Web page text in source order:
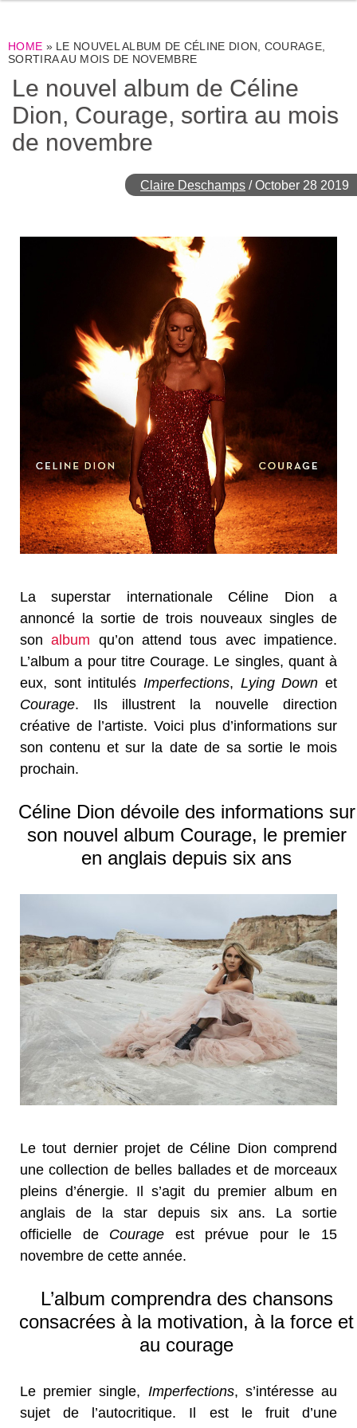
HOME » LE NOUVEL ALBUM DE CÉLINE DION, COURAGE,
SORTIRA AU MOIS DE NOVEMBRE
Le nouvel album de Céline
Dion, Courage, sortira au mois
de novembre
Claire Deschamps /October 28 2019
La superstar internationale Céline Dion a
annoncé la sortie de trois nouveaux singles de
sonalbum qu’on attend tous avec impatience.
L’album a pour titre Courage. Le singles, quant à
eux, sont intitulés Imperfections, Lying Down et
Courage. Ils illustrent la nouvelle direction
créative de l’artiste. Voici plus d’informations sur
son contenu et sur la date de sa sortie le mois
prochain.
Céline Dion dévoile des informations sur
son nouvel album Courage, le premier
en anglais depuis six ans
Le tout dernier projet de Céline Dion comprend
une collection de belles ballades et de morceaux
pleins d’énergie. Il s’agit du premier album en
anglais de la star depuis six ans. La sortie
officielle de Courage est prévue pour le 15
novembre de cette année.
L’album comprendra des chansons
consacrées à la motivation, à la force et
au courage
Le premier single, Imperfections, s’intéresse au
sujet de l’autocritique. Il est le fruit d’une